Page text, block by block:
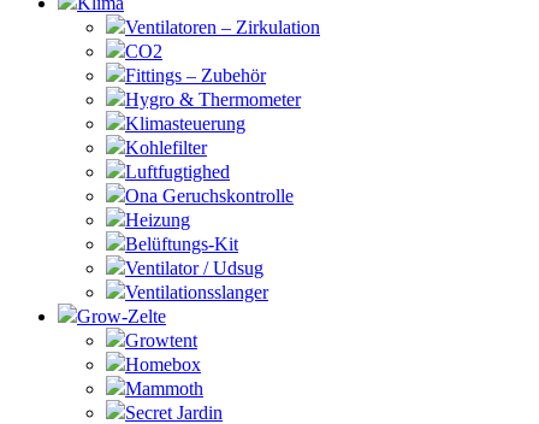
Ventilatoren – Zirkulation
CO2
Fittings – Zubehör
Hygro & Thermometer
Klimasteuerung
Kohlefilter
Luftfugtighed
Ona Geruchskontrolle
Heizung
Belüftungs-Kit
Ventilator / Udsug
Ventilationsslanger
Grow-Zelte
Growtent
Homebox
Mammoth
Secret Jardin